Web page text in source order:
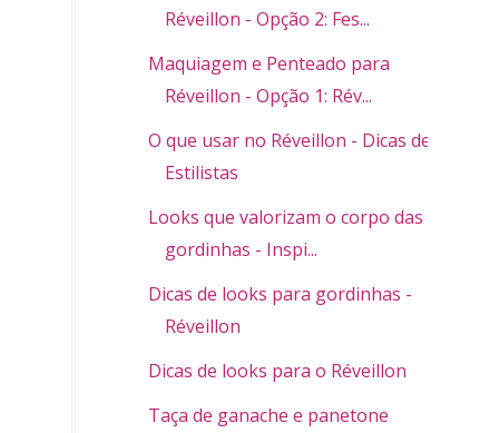
Réveillon - Opção 2: Fes...
Maquiagem e Penteado para
Réveillon - Opção 1: Rév...
O que usar no Réveillon - Dicas de 4
Estilistas
Looks que valorizam o corpo das
gordinhas - Inspi...
Dicas de looks para gordinhas -
Réveillon
Dicas de looks para o Réveillon
Taça de ganache e panetone